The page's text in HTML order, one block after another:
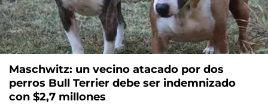
Maschwitz: un vecino atacado por dos
perros Bull Terrier debe ser indemnizado
con $2,7 millones